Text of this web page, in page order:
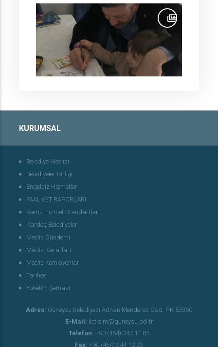
KURUMSAL
Belediye Meclisi
Belediyeler Birliği
Engelsiz Hizmetler
FAALİYET RAPORLARI
Kamu Hizmet Standartları
Kardeş Belediyeler
Meclis Gündemi
Meclis Kararları
Meclis Komisyonları
Tarihçe
Yönetim Şeması
Adres: Güneysu Belediyesi Adnan Menderes Cad. P.K 53350
E-Mail: iletisim@guneysu.bel.tr
Telefon: +90 (464) 344 11 05
Fax: +90 (464) 344 12 23